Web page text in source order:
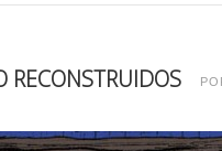
RECONSTRUIDOS